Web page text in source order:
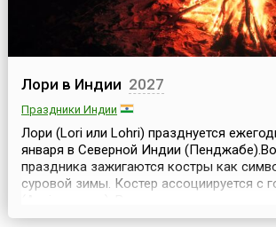
Лори в Индии 2027
Праздники Индии
Лори (Lori или Lohri) празднуется
января в Северной Индии
праздника зажигаются костры как
суровой зимы. Костер ассоциируется с
(parikrama) — костер обходят по